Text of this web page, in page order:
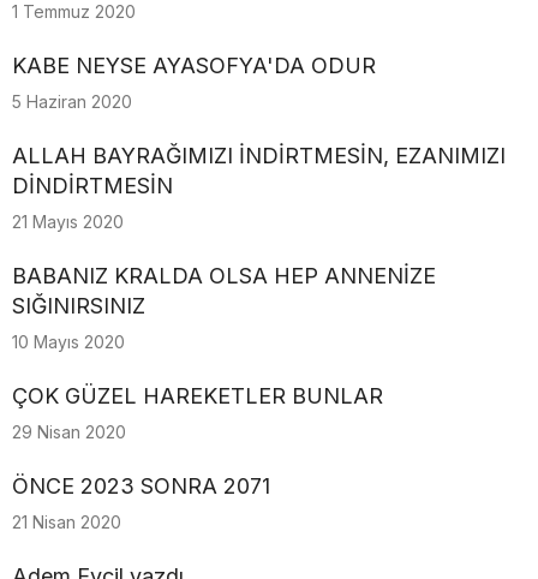
1 Temmuz 2020
KABE NEYSE AYASOFYA'DA ODUR
5 Haziran 2020
ALLAH BAYRAĞIMIZI İNDİRTMESİN, EZANIMIZI
DİNDİRTMESİN
21 Mayıs 2020
BABANIZ KRALDA OLSA HEP ANNENİZE
SIĞINIRSINIZ
10 Mayıs 2020
ÇOK GÜZEL HAREKETLER BUNLAR
29 Nisan 2020
ÖNCE 2023 SONRA 2071
21 Nisan 2020